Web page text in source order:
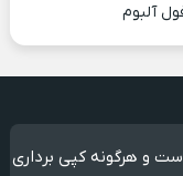
و هرگونه کپی برداری